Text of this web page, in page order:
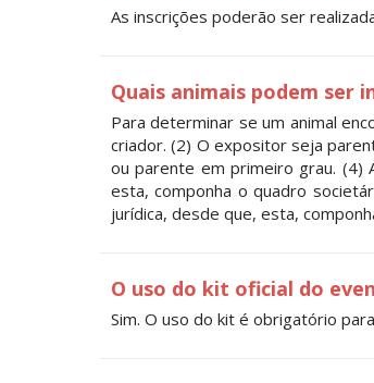
As inscrições poderão ser
Quais animais podem ser
Para determinar se um animal
criador. (2) O expositor seja
ou parente em primeiro grau. (4)
esta, componha o quadro
jurídica, desde que, esta,
O uso do kit oficial do
Sim. O uso do kit é obrigatório